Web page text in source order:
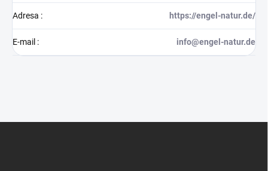
Adresa : https://engel-natur.de/
E-mail : info@engel-natur.de